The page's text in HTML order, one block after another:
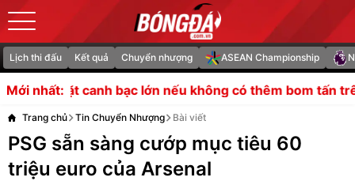
Lịch thi đấu Kết quả Chuyển nhượng ASEAN Championship
Mới nhất:
lớn nếu không có thêm bom tấn trên hàng công MU
Trang chủ Tin Chuyển Nhượng Bài viết
PSG sẵn sàng cướp mục tiêu 60
triệu euro của Arsenal